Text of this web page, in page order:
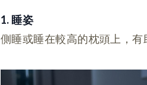
1. 睡姿
側睡或睡在較高的枕頭上，有